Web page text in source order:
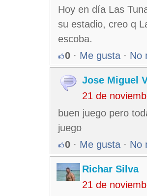
Hoy en día Las
su estadio, creo q
escoba.
0 · Me gusta · No
Jose Miguel
21 de
buen juego pero
juego
0 · Me gusta · No
Richar Silva
21 de